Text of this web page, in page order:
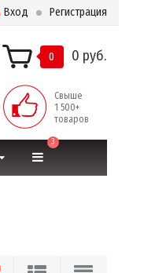
Вход Регистрация
0 0 руб.
Свыше
1 500+
товаров
3